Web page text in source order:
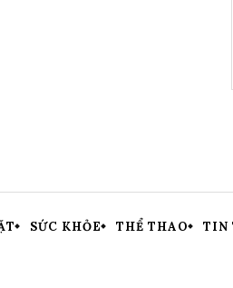
SỨC KHỎE THỂ THAO TIN